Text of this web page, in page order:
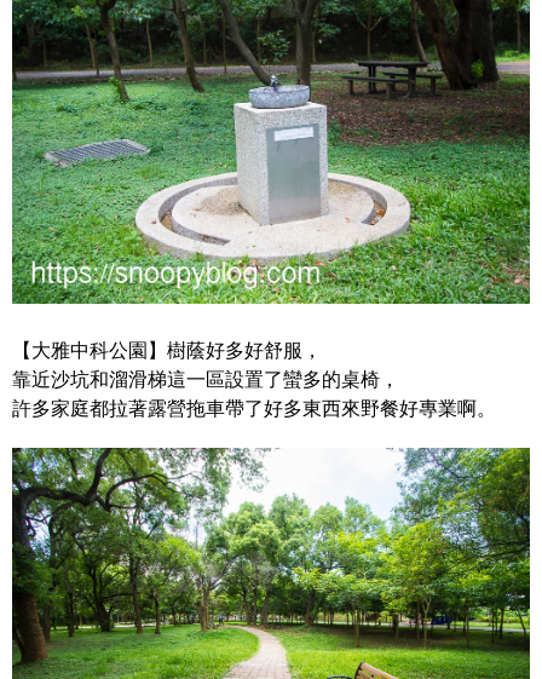
【大雅中科公園】樹蔭好多好舒服，
靠近沙坑和溜滑梯這一區設置了蠻多的桌椅，
許多家庭都拉著露營拖車帶了好多東西來野餐好專業啊。